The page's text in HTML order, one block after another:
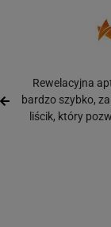
Rewelacyjna
bardzo szybko,
liścik, który